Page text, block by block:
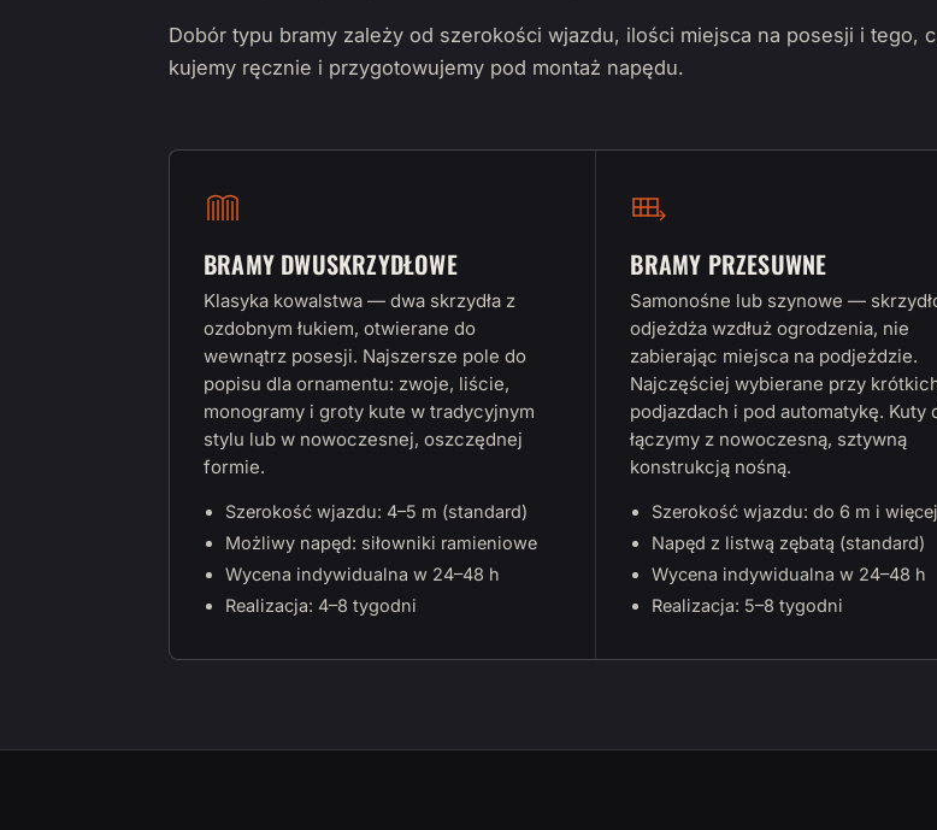
Dobór typu bramy zależy od szerokości wjazdu, ilości miejsca na posesji i tego,
kujemy ręcznie i przygotowujemy pod montaż napędu.
BRAMY DWUSKRZYDŁOWE
Klasyka kowalstwa — dwa skrzydła z
ozdobnym łukiem, otwierane do
wewnątrz posesji. Najszersze pole do
popisu dla ornamentu: zwoje, liście,
monogramy i groty kute w tradycyjnym
stylu lub w nowoczesnej, oszczędnej
formie.
Szerokość wjazdu: 4–5 m (standard)
Możliwy napęd: siłowniki ramieniowe
Wycena indywidualna w 24–48 h
Realizacja: 4–8 tygodni
BRAMY PRZESUWNE
Samonośne lub szynowe —
odjeżdża wzdłuż ogrodzenia, nie
zabierając miejsca na podjeździe.
Najczęściej wybierane przy
podjazdach i pod automatykę. Kuty
łączymy z nowoczesną, sztywną
konstrukcją nośną.
Szerokość wjazdu: do 6 m i więcej
Napęd z listwą zębatą (standard)
Wycena indywidualna w 24–48 h
Realizacja: 5–8 tygodni